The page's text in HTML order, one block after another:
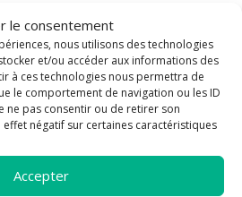
le consentement
nous utilisons des technologies
et/ou accéder aux informations des
à ces technologies nous permettra de
le comportement de navigation ou les ID
ne pas consentir ou de retirer son
négatif sur certaines caractéristiques
Accepter
Saint-Louis- 7 août 2026
Saint-Louis- 7 août 2026
Saint-Louis- 7 août 2026
Saint-Louis- 7 août 2026
Saint-Louis- 7 août 2026
Saint-Louis- 7 août 2026
Saint-Louis- 7 août 2026
Saint-Louis- 7 août 2026
Saint-Louis
Saint-Louis